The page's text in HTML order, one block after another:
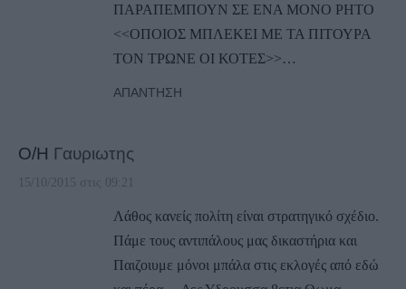
ΠΑΡΑΠΕΜΠΟΥΝ ΣΕ ΕΝΑ ΜΟΝΟ ΡΗΤΟ
<<ΟΠΟΙΟΣ ΜΠΛΕΚΕΙ ΜΕ ΤΑ ΠΙΤΟΥΡΑ
ΤΟΝ ΤΡΩΝΕ ΟΙ ΚΟΤΕΣ>>…
ΑΠΆΝΤΗΣΗ
Ο/Η Γαυριωτης
15/10/2015 στις 09:21
Λάθος κανείς πολίτη είναι στρατηγικό σχέδιο.
Πάμε τους αντιπάλους μας δικαστήρια και
Παιζοιυμε μόνοι μπάλα στις εκλογές από εδώ